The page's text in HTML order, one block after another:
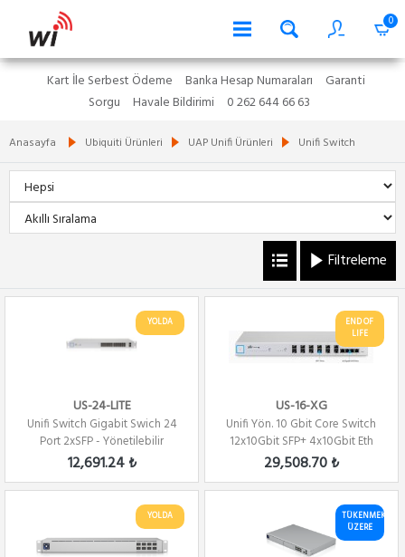
0
Kart İle Serbest Ödeme Banka Hesap Numaraları
Garanti
Sorgu
Havale Bildirimi 0 262 644 66 63
Anasayfa Ubiquiti Ürünleri UAP Unifi Ürünleri Unifi Switch
Filtreleme
YOLDA
US-24-LITE
Unifi Switch Gigabit Swich 24
Port 2xSFP - Yönetilebilir
12,691.24 ₺
END OF
LIFE
US-16-XG
Unifi Yön. 10 Gbit Core Switch
12x10Gbit SFP+ 4x10Gbit Eth
29,508.70 ₺
YOLDA
TÜKENMEK
ÜZERE